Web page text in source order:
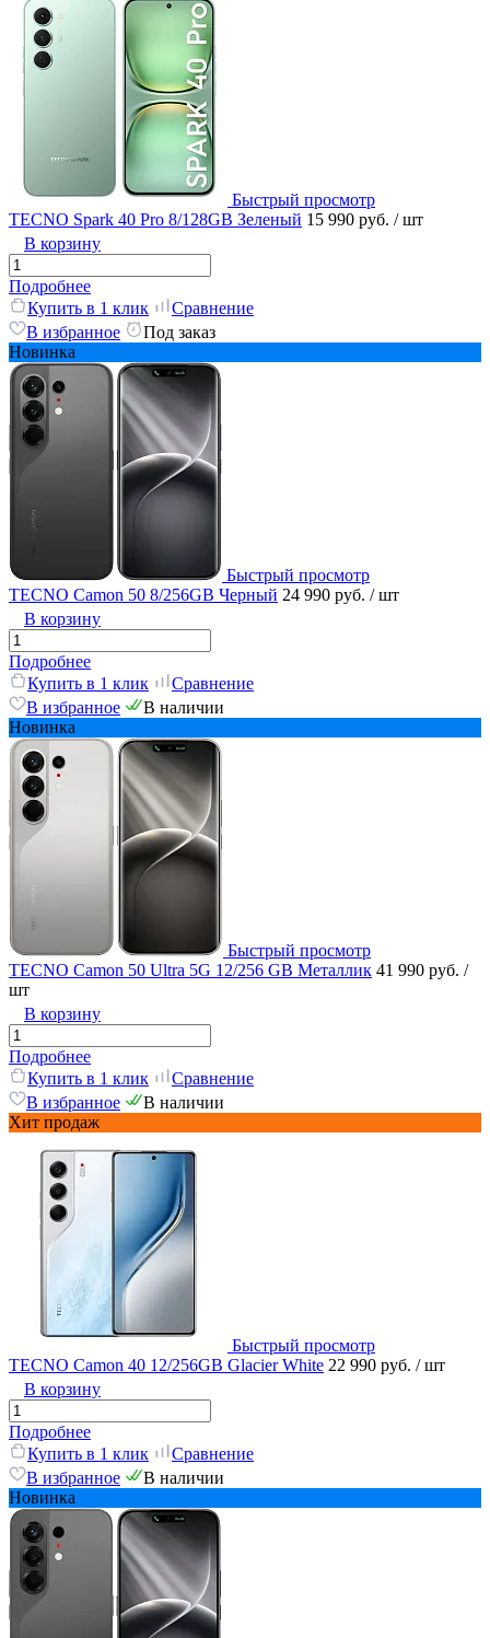
Быстрый просмотр
TECNO Spark 40 Pro 8/128GB Зеленый 15 990 руб. / шт
В корзину
Подробнее
Купить в 1 клик
Сравнение
В избранное
Под заказ
Новинка
Быстрый просмотр
TECNO Camon 50 8/256GB Черный 24 990 руб. / шт
В корзину
Подробнее
Купить в 1 клик
Сравнение
В избранное
В наличии
Новинка
Быстрый просмотр
TECNO Camon 50 Ultra 5G 12/256 GB Металлик 41 990 руб. /
шт
В корзину
Подробнее
Купить в 1 клик
Сравнение
В избранное
В наличии
Хит продаж
Быстрый просмотр
TECNO Camon 40 12/256GB Glacier White 22 990 руб. / шт
В корзину
Подробнее
Купить в 1 клик
Сравнение
В избранное
В наличии
Новинка